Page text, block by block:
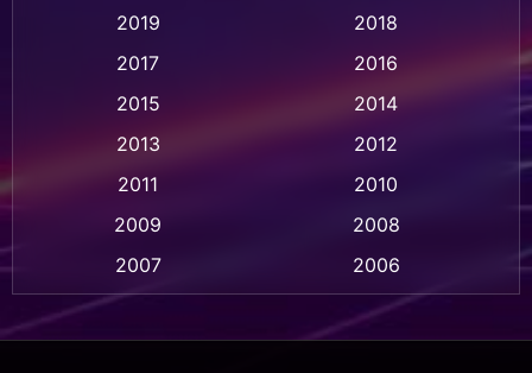
Animation แอนิเมชั่น (1)
Based on a True Story เรื่องจริง(36)
2019
2018
2017
2016
2015
2014
2013
2012
2011
2010
2009
2008
2007
2006
2005
2004
2003
2002